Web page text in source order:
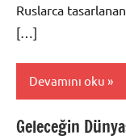
Ruslarca
[…]
Devamını oku
Foto
Geleceğin